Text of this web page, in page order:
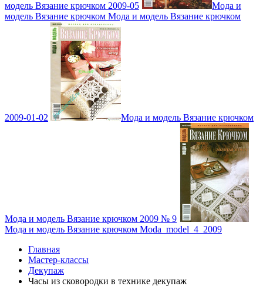
модель Вязание крючком 2009-05
Мода и
модель Вязание крючком Мода и модель Вязание крючком
2009-01-02 Мода и модель Вязание крючком
Мода и модель Вязание крючком 2009 № 9
Мода и модель Вязание крючком Moda_model_4_2009
Главная
Мастер-классы
Декупаж
Часы из сковородки в технике декупаж